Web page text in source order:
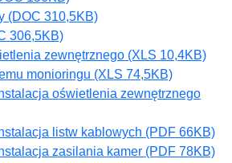
(DOC 310,5KB)
306,5KB)
zewnętrznego (XLS 10,4KB)
monioringu (XLS 74,5KB)
oświetlenia zewnętrznego
listw kablowych (PDF 66KB)
zasilania kamer (PDF 78KB)